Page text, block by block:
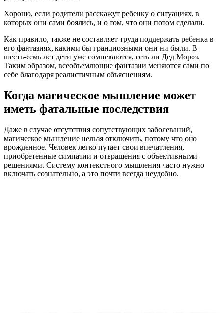
Хорошо, если родители расскажут ребенку о ситуациях, в
которых они сами боялись, и о том, что они потом сделали.
Как правило, также не составляет труда поддержать ребенка в
его фантазиях, какими бы грандиозными они ни были. В
шесть-семь лет дети уже сомневаются, есть ли Дед Мороз.
Таким образом, всеобъемлющие фантазии меняются сами по
себе благодаря реалистичным объяснениям.
Когда магическое мышление может
иметь фатальные последствия
Даже в случае отсутствия сопутствующих заболеваний,
магическое мышление нельзя отключить, потому что оно
врожденное. Человек легко путает свои впечатления,
приобретенные симпатии и отвращения с объективными
решениями. Систему контекстного мышления часто нужно
включать сознательно, а это почти всегда неудобно.